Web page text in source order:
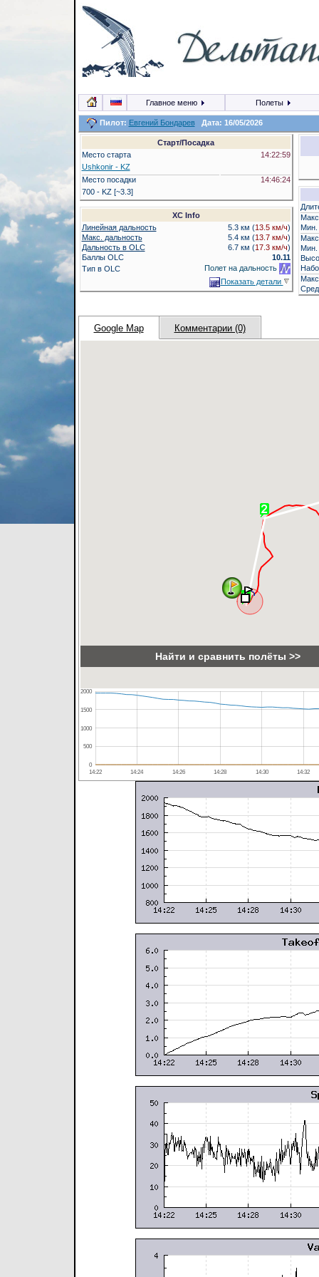
Главное меню Полеты
Пилот: Евгений БондаревДата: 16/05/2026
Старт/Посадка
Место старта
14:22:59
Ushkonir - KZ
Место посадки
14:46:24
700 - KZ [~3.3]
XC Info
Линейная дальность
5.3 км (13.5 км/ч)
Макс. дальность
5.4 км (13.7 км/ч)
Дальность в OLC
6.7 км (17.3 км/ч)
Баллы OLC
10.11
Тип в OLC
Полет на дальность
Показать детали
Мин.
Мин.
Google Map Комментарии (0)